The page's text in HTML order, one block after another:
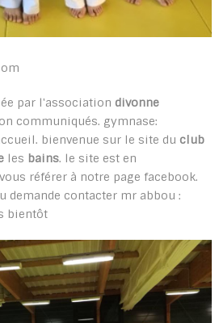
par l'association divonne
communiqués. gymnase:
bienvenue sur le site du club
les bains. le site est en
référer à notre page facebook.
demande contacter mr abbou :
bientôt